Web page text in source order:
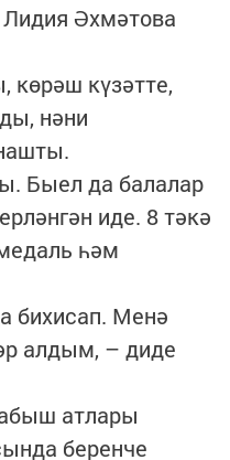
Лидия Әхмәтова
көрәш күзәтте,
нәни
Быел да балалар
иде. 8 тәкә
һәм
бихисап. Менә
алдым, – диде
атлары
беренче